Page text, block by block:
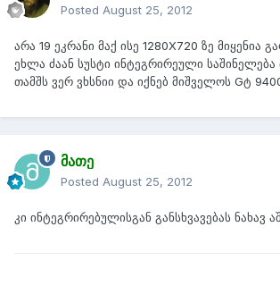
Posted August 25, 2012
არა 19 ეკრანი მაქ ისე 1280X720 ზე მიყენია
ეხლა ძაან სუსტი ინტეგრირეული
თამშს ვერ ვხსნიი და იქნებ მიშველოს Gტ
მათე
Posted August 25, 2012
კი ინტეგრირებულისგან განსხვავებას ნახავ